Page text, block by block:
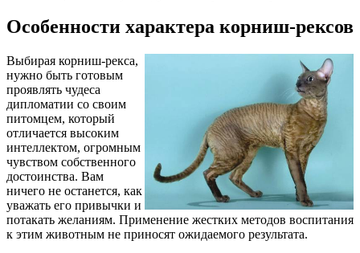
Особенности характера корниш-рексов
Выбирая корниш-рекса,
нужно быть готовым
проявлять чудеса
дипломатии со своим
питомцем, который
отличается высоким
интеллектом, огромным
чувством собственного
достоинства. Вам
ничего не останется, как
уважать его привычки и
потакать желаниям. Применение жестких методов воспитания
к этим животным не приносят ожидаемого результата.